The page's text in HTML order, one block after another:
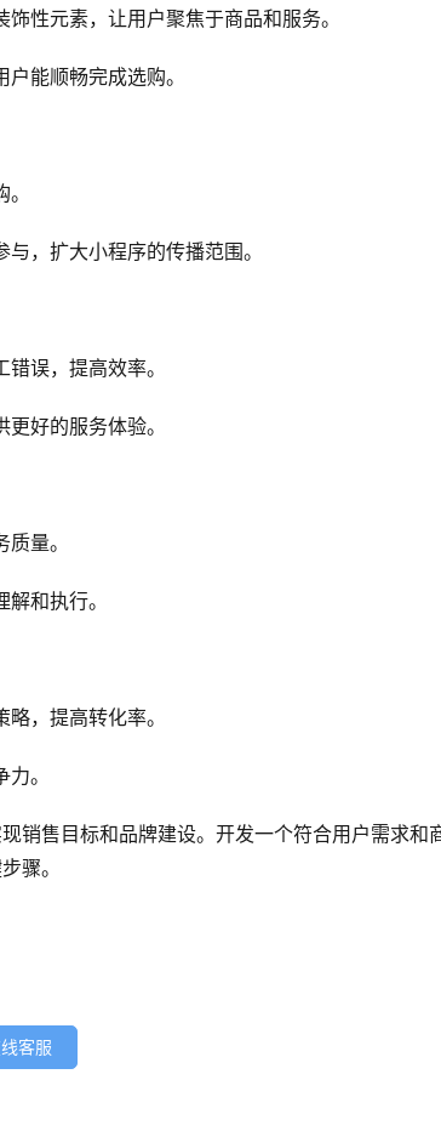
性元素，让用户聚焦于商品和服务。
能顺畅完成选购。
，扩大小程序的传播范围。
误，提高效率。
好的服务体验。
量。
和执行。
，提高转化率。
。
销售目标和品牌建设。开发一个符合用户需求和
骤。
客服